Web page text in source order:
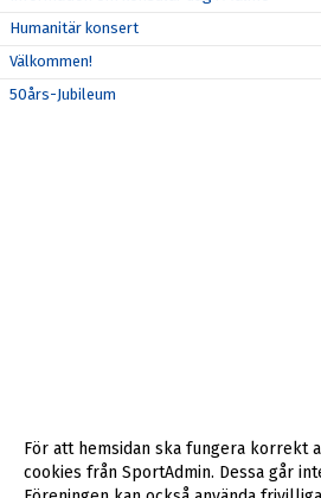
Humanitär konsert
Välkommen!
50års-Jubileum
För att hemsidan ska fungera korrekt
cookies från SportAdmin. Dessa går